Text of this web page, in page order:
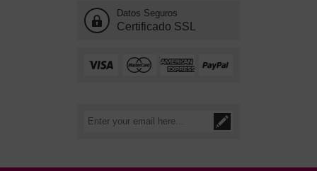
Datos Seguros
Certificado SSL